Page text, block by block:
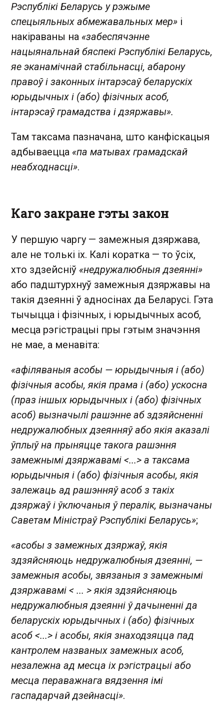
Рэспублікі Беларусь у рэжыме
спецыяльных абмежавальных мер» і
накіраваны на «забеспячэнне
нацыянальнай бяспекі Рэспублікі Беларусь,
яе эканамічнай стабільнасці, абарону
правоў і законных інтарэсаў беларускіх
юрыдычных і (або) фізічных асоб,
інтарэсаў грамадства і дзяржавы».
Там таксама пазначана, што канфіскацыя
адбываецца «па матывах грамадскай
неабходнасці».
Каго закране гэты закон
У першую чаргу — замежныя дзяржава,
але не толькі іх. Калі коратка — то ўсіх,
хто здзейсніў «недружалюбныя дзеянні»
або падштурхнуў замежныя дзяржавы на
такія дзеянні ў адносінах да Беларусі. Гэта
тычыцца і фізічных, і юрыдычных асоб,
месца рэгістрацыі пры гэтым значэння
не мае, а менавіта:
«афіляваныя асобы — юрыдычныя і (або)
фізічныя асобы, якія прама і (або) ускосна
(праз іншых юрыдычных і (або) фізічных
асоб) вызначылі рашэнне аб здзяйсненні
недружалюбных дзеянняў або якія аказалі
ўплыў на прыняцце такога рашэння
замежнымі дзяржавамі <...> а таксама
юрыдычныя і (або) фізічныя асобы, якія
залежаць ад рашэнняў асоб з такіх
дзяржаў і ўключаныя ў пералік, вызначаны
Саветам Міністраў Рэспублікі Беларусь»;
«асобы з замежных дзяржаў, якія
здзяйсняюць недружалюбныя дзеянні, —
замежныя асобы, звязаныя з замежнымі
дзяржавамі < ... > якія здзяйсняюць
недружалюбныя дзеянні ў дачыненні да
беларускіх юрыдычных і (або) фізічных
асоб <...> і асобы, якія знаходзяцца пад
кантролем названых замежных асоб,
незалежна ад месца іх рэгістрацыі або
месца пераважнага вядзення імі
гаспадарчай дзейнасці».